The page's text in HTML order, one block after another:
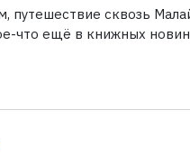
путешествие сквозь
что ещё в книжных